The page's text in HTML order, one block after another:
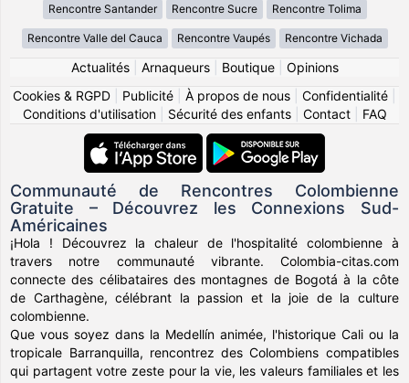
Rencontre Santander Rencontre Sucre Rencontre Tolima
Rencontre Valle del Cauca Rencontre Vaupés Rencontre Vichada
Actualités| Arnaqueurs| Boutique| Opinions
Cookies & RGPD
Publicité À propos de nous Confidentialité
Conditions d'utilisation| Sécurité des enfants| Contact| FAQ
Communauté de Rencontres Colombienne
Gratuite – Découvrez les Connexions Sud-
Américaines
¡Hola ! Découvrez la chaleur de l'hospitalité colombienne à
travers notre communauté vibrante. Colombia-citas.com
connecte des célibataires des montagnes de Bogotá à la côte
de Carthagène, célébrant la passion et la joie de la culture
colombienne.
Que vous soyez dans la Medellín animée, l'historique Cali ou la
tropicale Barranquilla, rencontrez des Colombiens compatibles
qui partagent votre zeste pour la vie, les valeurs familiales et les